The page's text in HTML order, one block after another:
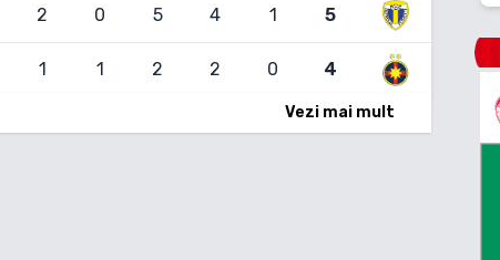
2 0 5 4 1 5
1 1 2 2 0 4
Vezi mai mult